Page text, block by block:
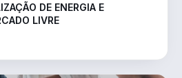
DE ENERGIA E
LIVRE